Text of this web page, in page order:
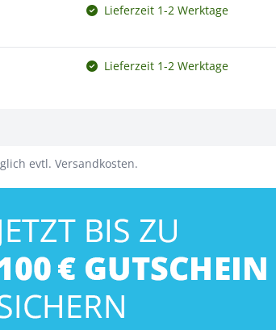
Lieferzeit 1-2 Werktage
Lieferzeit 1-2 Werktage
evtl. Versandkosten.